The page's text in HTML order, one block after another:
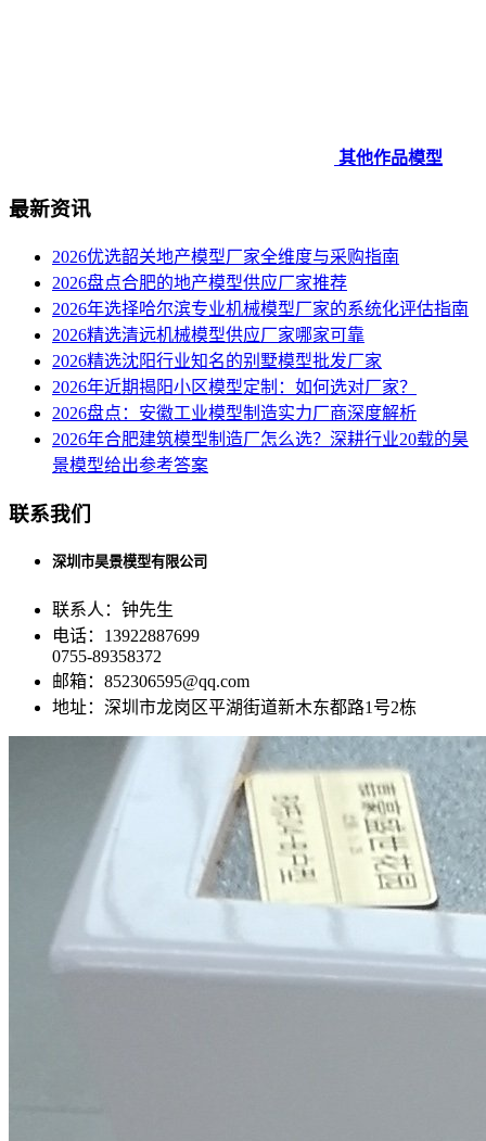
其他作品模型
最新资讯
2026优选韶关地产模型厂家全维度与采购指南
2026盘点合肥的地产模型供应厂家推荐
2026年选择哈尔滨专业机械模型厂家的系统化评估指南
2026精选清远机械模型供应厂家哪家可靠
2026精选沈阳行业知名的别墅模型批发厂家
2026年近期揭阳小区模型定制：如何选对厂家？
2026盘点：安徽工业模型制造实力厂商深度解析
2026年合肥建筑模型制造厂怎么选？深耕行业20载的昊
景模型给出参考答案
联系我们
深圳市昊景模型有限公司
联系人：钟先生
电话：13922887699
0755-89358372
邮箱：852306595@qq.com
地址：深圳市龙岗区平湖街道新木东都路1号2栋